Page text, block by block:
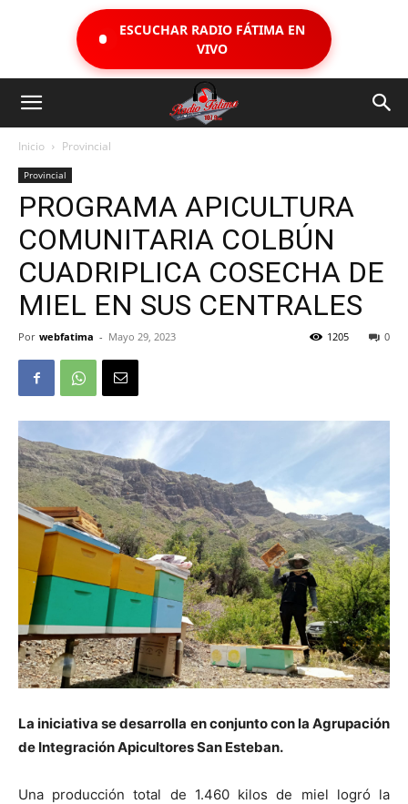
ESCUCHAR RADIO FÁTIMA EN
VIVO
Inicio Provincial
Provincial
PROGRAMA APICULTURA
COMUNITARIA COLBÚN
CUADRIPLICA COSECHA DE
MIEL EN SUS CENTRALES
Por webfatima - Mayo 29, 2023 0
1205
La iniciativa se desarrolla en conjunto con la Agrupación
de Integración Apicultores San Esteban.
Una producción total de 1.460 kilos de miel logró la